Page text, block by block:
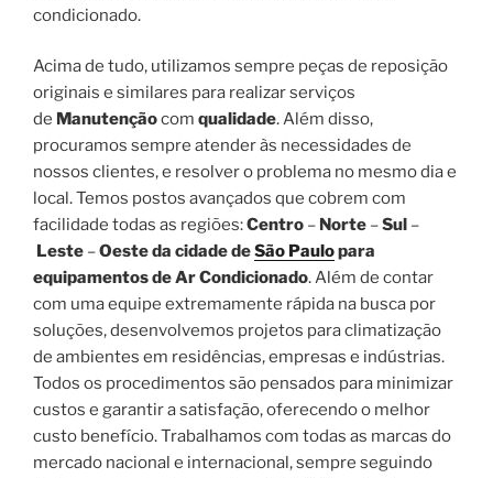
condicionado.
Acima de tudo, utilizamos sempre peças de reposição
originais e similares para realizar serviços
de Manutençãocom qualidade. Além disso,
procuramos sempre atender às necessidades de
nossos clientes, e resolver o problema no mesmo dia e
local. Temos postos avançados que cobrem com
facilidade todas as regiões:Centro – Norte –Sul –
Leste –Oeste da cidade deSão Paulopara
equipamentos de Ar Condicionado. Além de contar
com uma equipe extremamente rápida na busca por
soluções, desenvolvemos projetos para climatização
de ambientes em residências, empresas e indústrias.
Todos os procedimentos são pensados para minimizar
custos e garantir a satisfação, oferecendo o melhor
custo benefício. Trabalhamos com todas as marcas do
mercado nacional e internacional, sempre seguindo